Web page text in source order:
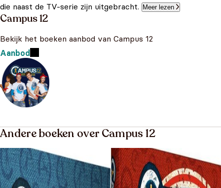
die naast de TV-serie zijn uitgebracht.
Meer lezen
Campus 12
Bekijk het boeken aanbod van Campus 12
Aanbod
Andere boeken over Campus 12